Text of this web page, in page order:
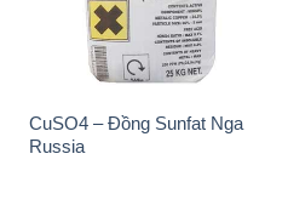
CuSO4 – Đồng Sunfat Nga
Russia